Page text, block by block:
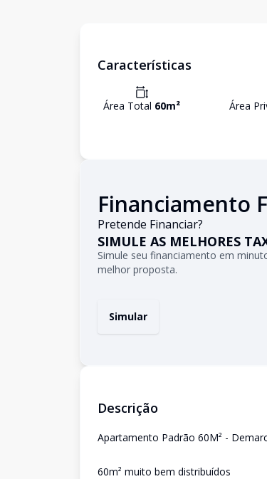
Características
Área Total 60m² Área
Financiamento
Pretende Financiar?
SIMULE AS MELHORES
Simule seu financiamento em
melhor proposta.
Simular
Descrição
Apartamento Padrão 60M² -
60m² muito bem distribuídos